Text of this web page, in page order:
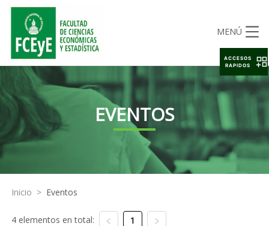
MENÚ
EVENTOS
Inicio > Eventos
4 elementos en total: 1
ACCESOS
RAPIDOS